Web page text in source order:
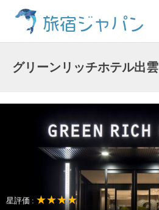
旅宿ジャパン
グリーンリッチホテル出雲
星評価 : ★★★★